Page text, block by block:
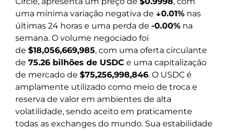
uma mínima variação negativa de ↓0.01% nas
últimas 24 horas e uma perda de -0.00% na
semana. O volume negociado foi
de $18,056,669,985, com uma oferta circulante
de 75.26 bilhões de USDC e uma capitalização
de mercado de $75,256,998,846. O USDC é
amplamente utilizado como meio de troca e
reserva de valor em ambientes de alta
volatilidade, sendo aceito em praticamente
todas as exchanges do mundo. Sua estabilidade